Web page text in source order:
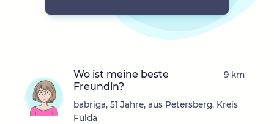
Wo ist meine beste
Freundin?
babriga, 51 Jahre, aus Petersberg, Kreis
Fulda
9 km